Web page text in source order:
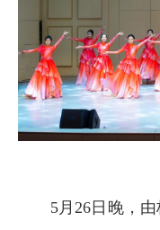
5月26日晚，